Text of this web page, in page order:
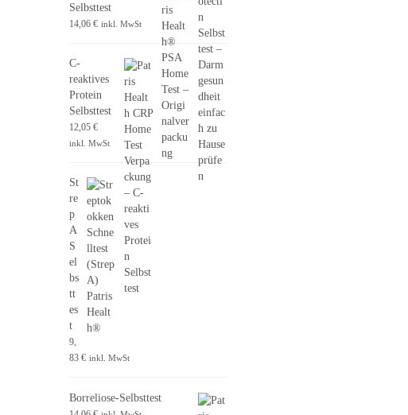
Selbsttest
14,06 € inkl. MwSt
C-
reaktives
Protein
Selbsttest
12,05 €
inkl. MwSt
St
re
p
A
S
el
bs
tt
es
t
9,
83 € inkl. MwSt
Borreliose-Selbsttest